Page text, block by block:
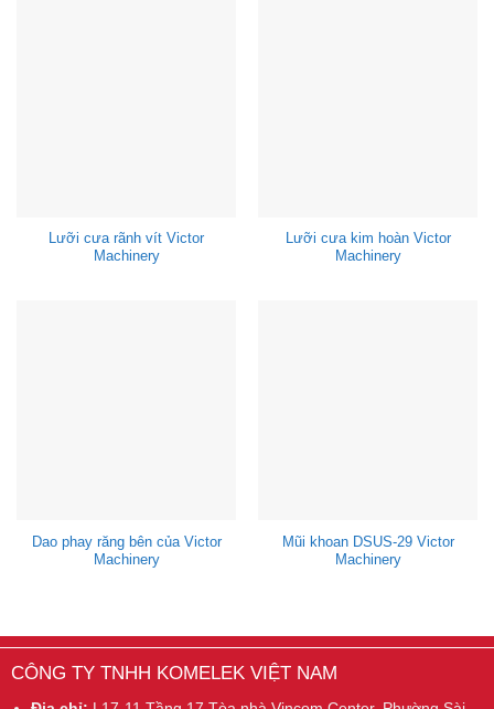
Lưỡi cưa rãnh vít Victor
Machinery
Lưỡi cưa kim hoàn Victor
Machinery
Dao phay răng bên của Victor
Machinery
Mũi khoan DSUS-29 Victor
Machinery
CÔNG TY TNHH KOMELEK VIỆT NAM